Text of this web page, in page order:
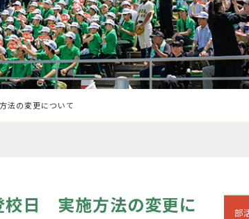
法の変更について
校日 実施方法の変更に
部